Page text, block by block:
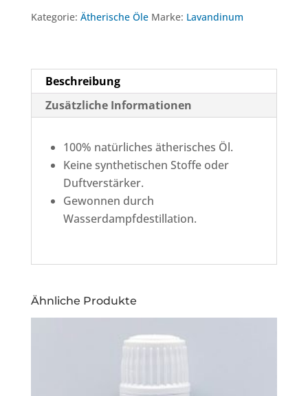
Kategorie: Ätherische Öle Marke: Lavandinum
Beschreibung
Zusätzliche Informationen
100% natürliches ätherisches Öl.
Keine synthetischen Stoffe oder
Duftverstärker.
Gewonnen durch
Wasserdampfdestillation.
Ähnliche Produkte